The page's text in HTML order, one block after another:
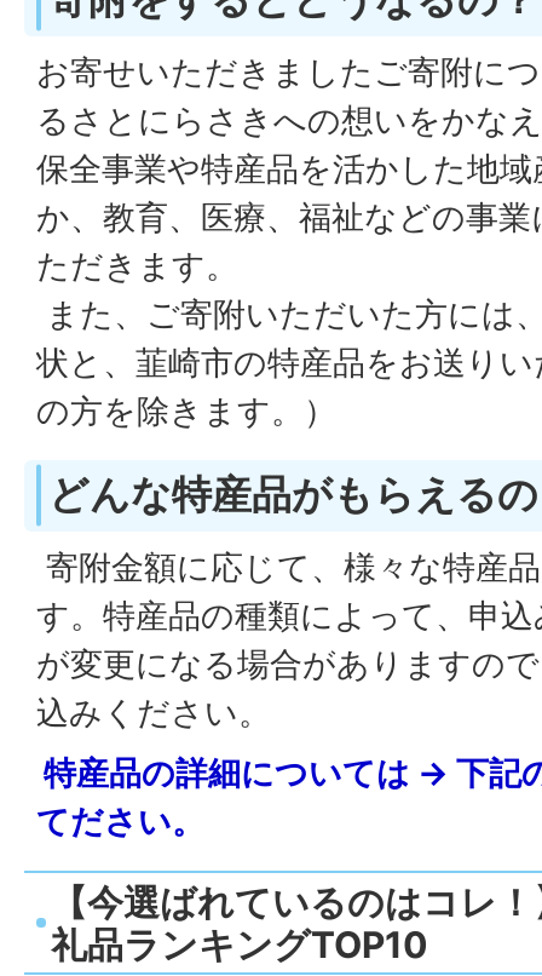
お寄せいただきましたご寄附に
るさとにらさきへの想いをかな
保全事業や特産品を活かした地
か、教育、医療、福祉などの事
ただきます。
また、ご寄附いただいた方には
状と、韮崎市の特産品をお送り
の方を除きます。）
どんな特産品がもらえる
寄附金額に応じて、様々な特産
す。特産品の種類によって、申
が変更になる場合がありますの
込みください。
特産品の詳細については → 下記
てださい。
【今選ばれているのはコレ
礼品ランキングTOP10